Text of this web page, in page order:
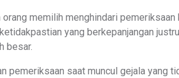
orang memilih menghindari
yang berkepanjangan
besar.
pemeriksaan saat muncul gejala yang